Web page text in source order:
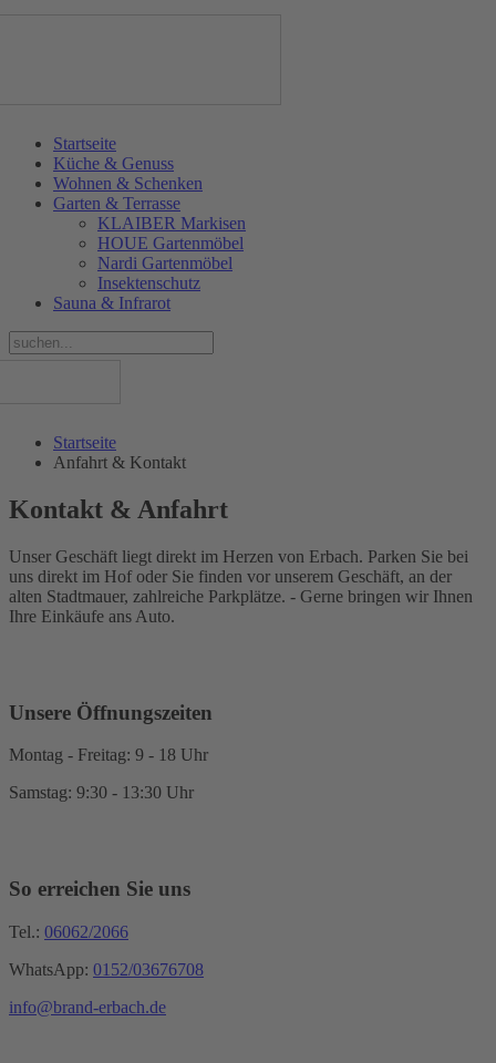
Startseite
Küche & Genuss
Wohnen & Schenken
Garten & Terrasse
KLAIBER Markisen
HOUE Gartenmöbel
Nardi Gartenmöbel
Insektenschutz
Sauna & Infrarot
Startseite
Anfahrt & Kontakt
Kontakt & Anfahrt
Unser Geschäft liegt direkt im Herzen von Erbach. Parken Sie bei
uns direkt im Hof oder Sie finden vor unserem Geschäft, an der
alten Stadtmauer, zahlreiche Parkplätze. - Gerne bringen wir Ihnen
Ihre Einkäufe ans Auto.
Unsere Öffnungszeiten
Montag - Freitag: 9 - 18 Uhr
Samstag: 9:30 - 13:30 Uhr
So erreichen Sie uns
Tel.: 06062/2066
WhatsApp: 0152/03676708
info@brand-erbach.de